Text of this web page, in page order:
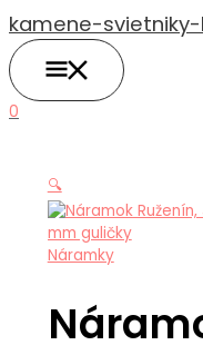
na
obsah
kamene-
0
🔍
Náramky
Náramok
Jadeit,
Achát
mm
guličky